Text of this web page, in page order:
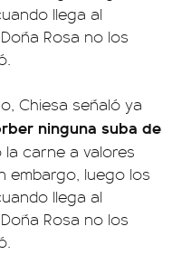
llega al
Rosa no los
Chiesa señaló ya
ninguna suba de
la carne a valores
embargo, luego los
llega al
Rosa no los